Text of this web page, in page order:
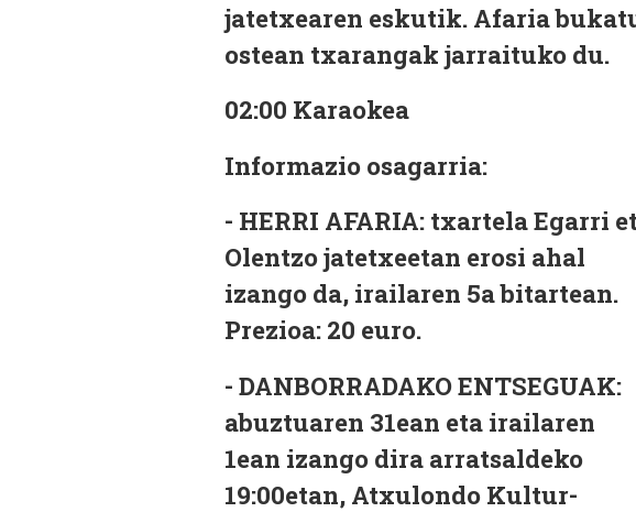
jatetxearen eskutik. Afaria
ostean txarangak jarraituko du.
02:00 Karaokea
Informazio osagarria:
- HERRI AFARIA: txartela Egarri
Olentzo jatetxeetan erosi ahal
izango da, irailaren 5a bitartean.
Prezioa: 20 euro.
- DANBORRADAKO ENTSEGUAK:
abuztuaren 31ean eta irailaren
1ean izango dira arratsaldeko
19:00etan, Atxulondo Kultur-